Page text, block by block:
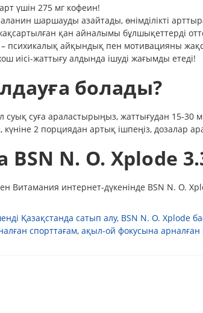
үшін 275 мг кофеин!
шаршауды азайтады, өнімділікті
қан айналымы бұлшықеттерді
психикалық айқындық пен мотивацияны
иісі-жаттығу алдында ішуді жағымды етеді!
болады?
суық суға араластырыңыз, жаттығудан 15-30
2 порциядан артық ішпеңіз, дозалар
BSN N. O. Xplode
Витамания интернет-дүкенінде BSN N. O.
Қазақстанда сатып алу, BSN N. O. Xplode
спорттағам, ақыл-ой фокусына арналған